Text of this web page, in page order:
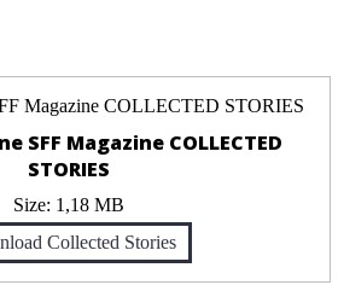
SFF Magazine COLLECTED
STORIES
Size: 1,18 MB
Collected Stories